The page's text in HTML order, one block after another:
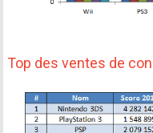
Top des ventes de